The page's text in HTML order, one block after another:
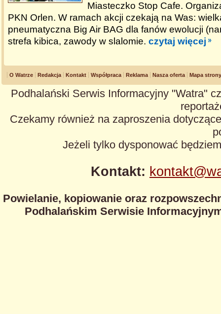
Miasteczko Stop Cafe.
PKN Orlen. W ramach akcji czekają na Was:
pneumatyczna Big Air BAG dla fanów ewolucji
strefa kibica, zawody w slalomie. czytaj więcej
O Watrze Redakcja Kontakt Współpraca Reklama Nasza oferta Mapa strony
Podhalański Serwis Informacyjny "Watra"
Czekamy również na zaproszenia
Jeżeli tylko dysponować
Kontakt:
Powielanie, kopiowanie oraz
Podhalańskim Serwisie